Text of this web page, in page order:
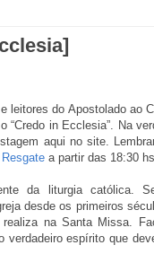
leitores do Apostolado ao
“Credo in Ecclesia”. Na
aqui no site.
a partir das 18:30 hs.
da liturgia católica.
desde os primeiros
na Santa Missa.
verdadeiro espírito que